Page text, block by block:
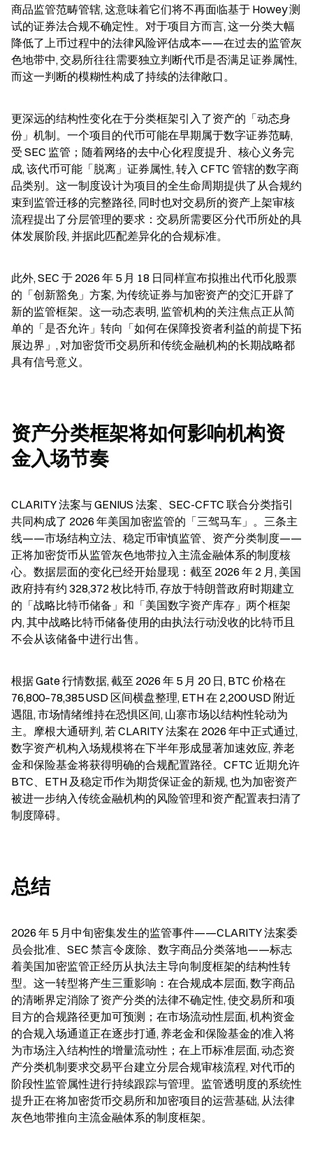
商品监管范畴管辖, 这意味着它们将不再面临基于 Howey 测
试的证券法合规不确定性。对于项目方而言, 这一分类大幅
降低了上币过程中的法律风险评估成本——在过去的监管灰
色地带中, 交易所往往需要独立判断代币是否满足证券属性,
而这一判断的模糊性构成了持续的法律敞口。
更深远的结构性变化在于分类框架引入了资产的「动态身
份」机制。一个项目的代币可能在早期属于数字证券范畴,
受 SEC 监管；随着网络的去中心化程度提升、核心义务完
成, 该代币可能「脱离」证券属性, 转入 CFTC 管辖的数字商
品类别。这一制度设计为项目的全生命周期提供了从合规约
束到监管迁移的完整路径, 同时也对交易所的资产上架审核
流程提出了分层管理的要求：交易所需要区分代币所处的具
体发展阶段, 并据此匹配差异化的合规标准。
此外, SEC 于 2026 年 5 月 18 日同样宣布拟推出代币化股票
的「创新豁免」方案, 为传统证券与加密资产的交汇开辟了
新的监管框架。这一动态表明, 监管机构的关注焦点正从简
单的「是否允许」转向「如何在保障投资者利益的前提下拓
展边界」, 对加密货币交易所和传统金融机构的长期战略都
具有信号意义。
资产分类框架将如何影响机构资
金入场节奏
CLARITY 法案与 GENIUS 法案、SEC-CFTC 联合分类指引
共同构成了 2026 年美国加密监管的「三驾马车」。三条主
线——市场结构立法、稳定币审慎监管、资产分类制度——
正将加密货币从监管灰色地带拉入主流金融体系的制度核
心。数据层面的变化已经开始显现：截至 2026 年 2 月, 美国
政府持有约 328,372 枚比特币, 存放于特朗普政府时期建立
的「战略比特币储备」和「美国数字资产库存」两个框架
内, 其中战略比特币储备使用的由执法行动没收的比特币且
不会从该储备中进行出售。
根据 Gate 行情数据, 截至 2026 年 5 月 20 日, BTC 价格在
76,800–78,385 USD 区间横盘整理, ETH 在 2,200 USD 附近
遇阻, 市场情绪维持在恐惧区间, 山寨市场以结构性轮动为
主。摩根大通研判, 若 CLARITY 法案在 2026 年中正式通过,
数字资产机构入场规模将在下半年形成显著加速效应, 养老
金和保险基金将获得明确的合规配置路径。CFTC 近期允许
BTC、ETH 及稳定币作为期货保证金的新规, 也为加密资产
被进一步纳入传统金融机构的风险管理和资产配置表扫清了
制度障碍。
总结
2026 年 5 月中旬密集发生的监管事件——CLARITY 法案委
员会批准、SEC 禁言令废除、数字商品分类落地——标志
着美国加密监管正经历从执法主导向制度框架的结构性转
型。这一转型将产生三重影响：在合规成本层面, 数字商品
的清晰界定消除了资产分类的法律不确定性, 使交易所和项
目方的合规路径更加可预测；在市场流动性层面, 机构资金
的合规入场通道正在逐步打通, 养老金和保险基金的准入将
为市场注入结构性的增量流动性；在上币标准层面, 动态资
产分类机制要求交易平台建立分层合规审核流程, 对代币的
阶段性监管属性进行持续跟踪与管理。监管透明度的系统性
提升正在将加密货币交易所和加密项目的运营基础, 从法律
灰色地带推向主流金融体系的制度框架。